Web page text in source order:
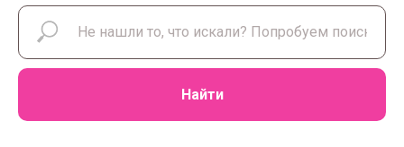
Найти